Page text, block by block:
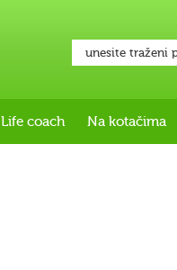
Life coach Na kotačima